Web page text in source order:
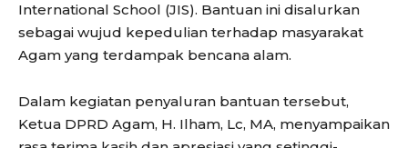
International School (JIS). Bantuan ini disalurkan
sebagai wujud kepedulian terhadap masyarakat
Agam yang terdampak bencana alam.
Dalam kegiatan penyaluran bantuan tersebut,
Ketua DPRD Agam, H. Ilham, Lc, MA, menyampaikan